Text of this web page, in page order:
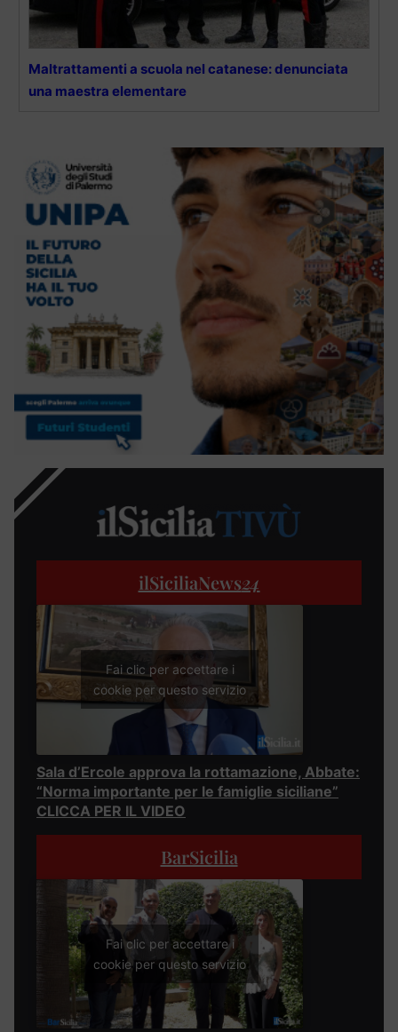
Maltrattamenti a scuola nel catanese: denunciata
una maestra elementare
ilSiciliaNews24
Fai clic per accettare i
cookie per questo servizio
Sala d’Ercole approva la rottamazione, Abbate:
“Norma importante per le famiglie siciliane”
CLICCA PER IL VIDEO
BarSicilia
Fai clic per accettare i
cookie per questo servizio